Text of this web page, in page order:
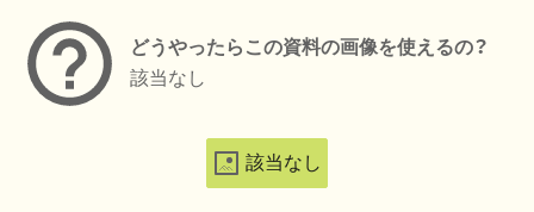
どうやったらこの資料の画像を使えるの？
該当なし
該当なし